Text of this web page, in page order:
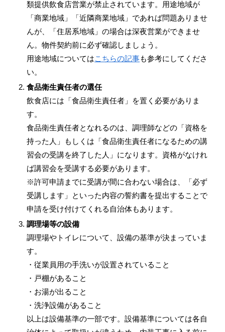
類提供飲食店営業が禁止されています。用途地域が
「商業地域」「近隣商業地域」であれば問題ありませ
んが、「住居系地域」の場合は深夜営業ができませ
ん。物件契約前に必ず確認しましょう。
用途地域についてはこちらの記事も参考にしてくださ
い。
食品衛生責任者の選任
飲食店には「食品衛生責任者」を置く必要がありま
す。
食品衛生責任者となれるのは、調理師などの「資格を
持った人」もしくは「食品衛生責任者になるための講
習会の受講を終了した人」になります。資格がなけれ
ば講習会を受講する必要があります。
※許可申請までに受講が間に合わない場合は、「必ず
受講します」といった内容の誓約書を提出することで
申請を受け付けてくれる自治体もあります。
調理場等の設備
調理場やトイレについて、設備の基準が決まっていま
す。
・従業員用の手洗いが設置されていること
・戸棚があること
・お湯が出ること
・洗浄設備があること
以上は設備基準の一部です。設備基準については各自